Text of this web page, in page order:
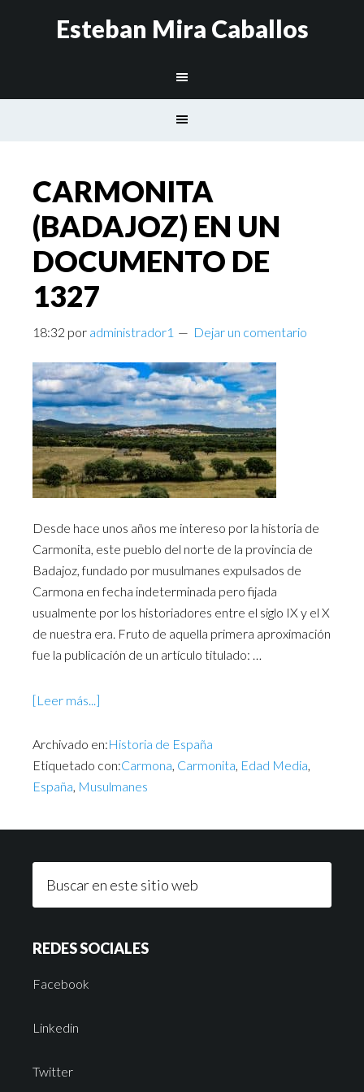
Esteban Mira Caballos
CARMONITA
(BADAJOZ) EN UN
DOCUMENTO DE
1327
18:32 por administrador1 Dejar un comentario
Desde hace unos años me intereso por la historia de
Carmonita, este pueblo del norte de la provincia de
Badajoz, fundado por musulmanes expulsados de
Carmona en fecha indeterminada pero fijada
usualmente por los historiadores entre el siglo IX y el X
de nuestra era. Fruto de aquella primera aproximación
fue la publicación de un artículo titulado: …
[Leer más...]
Archivado en:Historia de España
Etiquetado con:Carmona, Carmonita, Edad Media,
España, Musulmanes
REDES SOCIALES
Facebook
Linkedin
Twitter